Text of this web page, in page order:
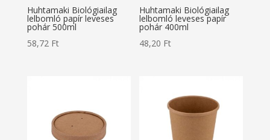
Huhtamaki Biológiailag
lelbomló papír leveses
pohár 500ml
58,72 Ft
Huhtamaki Biológiailag
lelbomló leveses papír
pohár 400ml
48,20 Ft